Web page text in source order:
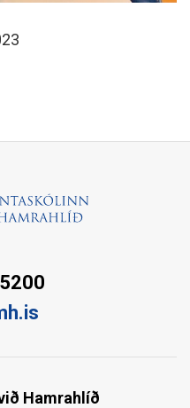
Hamrahlíð